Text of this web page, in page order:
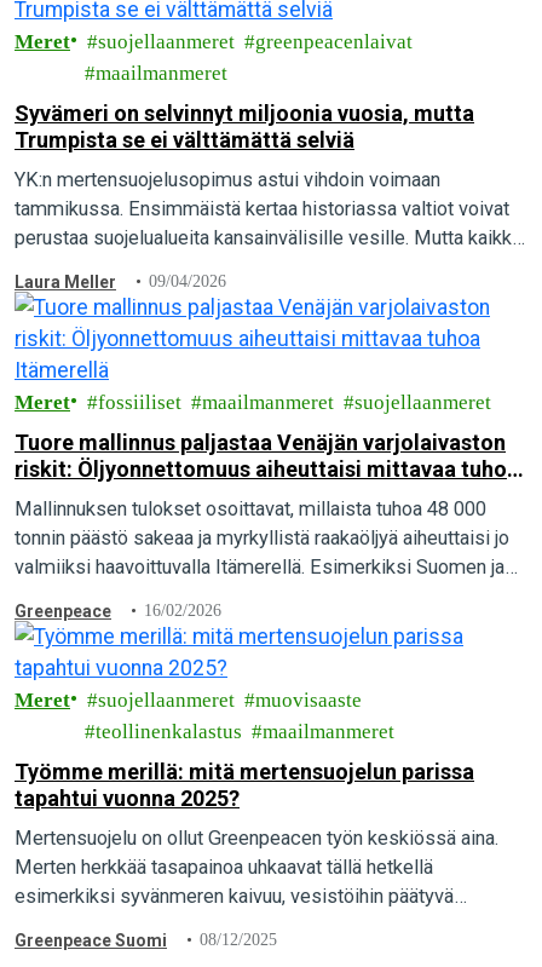
Meret suojellaanmeret
greenpeacenlaivat
maailmanmeret
Syvämeri on selvinnyt miljoonia vuosia, mutta
Trumpista se ei välttämättä selviä
YK:n mertensuojelusopimus astui vihdoin voimaan
tammikussa. Ensimmäistä kertaa historiassa valtiot voivat
perustaa suojelualueita kansainvälisille vesille. Mutta kaikki
Laura Meller 09/04/2026
Meret fossiiliset maailmanmeret suojellaanmeret
Tuore mallinnus paljastaa Venäjän varjolaivaston
riskit: Öljyonnettomuus aiheuttaisi mittavaa tuhoa
Itämerellä
Mallinnuksen tulokset osoittavat, millaista tuhoa 48 000
tonnin päästö sakeaa ja myrkyllistä raakaöljyä aiheuttaisi jo
valmiiksi haavoittuvalla Itämerellä. Esimerkiksi Suomen ja
lukuisilla luonnonsuojelualueilla ja peittäisi Helsingin ja
Espoo edustat öljyyn.
Greenpeace 16/02/2026
Meret suojellaanmeret
muovisaaste
teollinenkalastus
maailmanmeret
Työmme merillä: mitä mertensuojelun parissa
tapahtui vuonna 2025?
Mertensuojelu on ollut Greenpeacen työn keskiössä aina.
Merten herkkää tasapainoa uhkaavat tällä hetkellä
esimerkiksi syvänmeren kaivuu, vesistöihin päätyvä
pohjatroolaus. Mitä näiden aiheiden parissa…
Greenpeace Suomi 08/12/2025